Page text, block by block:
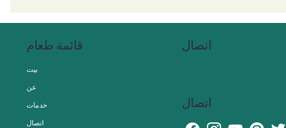
قائمة طعام
بيت
عن
خدمات
اتصال
اتصال
اتصال